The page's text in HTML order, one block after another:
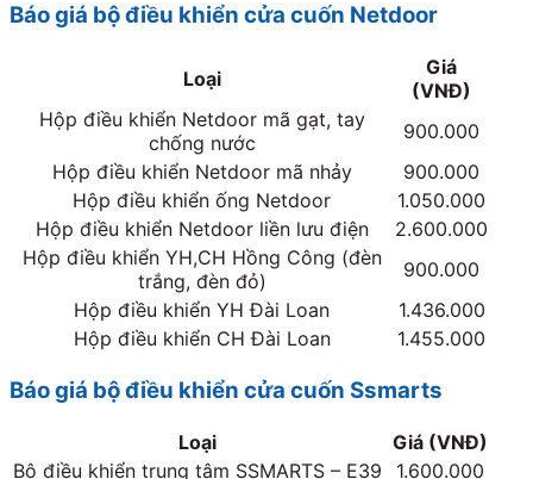
Báo giá bộ điều khiển cửa cuốn Netdoor
Loại
Giá
(VNĐ)
Hộp điều khiển Netdoor mã gạt, tay
chống nước
900.000
Hộp điều khiển Netdoor mã nhảy
900.000
Hộp điều khiển ống Netdoor
1.050.000
Hộp điều khiển Netdoor liền lưu điện
2.600.000
Hộp điều khiển YH,CH Hồng Công (đèn
trắng, đèn đỏ)
900.000
Hộp điều khiển YH Đài Loan
1.436.000
Hộp điều khiển CH Đài Loan
1.455.000
Báo giá bộ điều khiển cửa cuốn Ssmarts
Loại
Giá (VNĐ)
Bộ điều khiển trung tâm SSMARTS – E39
1.600.000